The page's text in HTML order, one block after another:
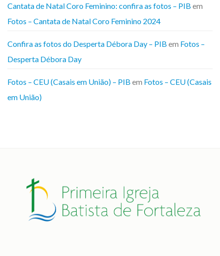
Cantata de Natal Coro Feminino: confira as fotos – PIB em
Fotos – Cantata de Natal Coro Feminino 2024
Confira as fotos do Desperta Débora Day – PIB em Fotos –
Desperta Débora Day
Fotos – CEU (Casais em União) – PIB em Fotos – CEU (Casais
em União)